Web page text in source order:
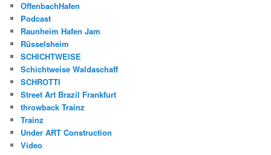
OffenbachHafen
Podcast
Raunheim Hafen Jam
Rüsselsheim
SCHICHTWEISE
Schichtweise Waldaschaff
SCHROTTI
Street Art Brazil Frankfurt
throwback Trainz
Trainz
Under ART Construction
Video